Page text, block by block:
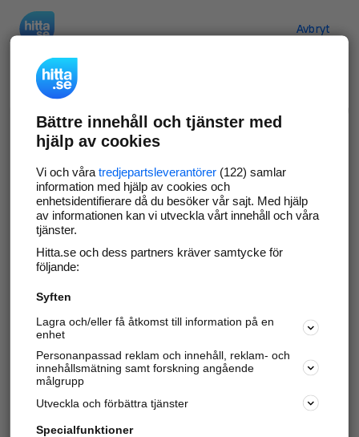
Avbryt
Verifiera ditt företag
Gör som 69 538företag
företagssida på hitta.se och syns bättre mot
kunder i ditt närområde. Helt kostnadsfritt.
Uppdatera din företagsinformation
Svara på och hantera dina omdömen
Har du redan verifierat ditt företag? Logga in
Bättre innehåll och tjänster med
hjälp av cookies
Vi och våra tredjepartsleverantörer(122) samlar
information med hjälp av cookies och
enhetsidentifierare då du besöker vår sajt. Med hjälp
av informationen kan vi utveckla vårt innehåll och våra
tjänster.
Hitta.se och dess partners kräver samtycke för
följande:
Syften
Lagra och/eller få åtkomst till information på en
enhet
Personanpassad reklam och innehåll, reklam- och
innehållsmätning samt forskning angående
målgrupp
Utveckla och förbättra tjänster
Specialfunktioner